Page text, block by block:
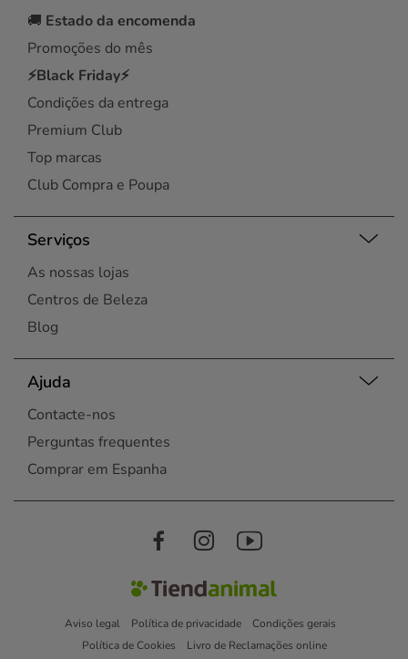
🚚 Estado da encomenda
Promoções do mês
⚡Black Friday⚡
Condições da entrega
Premium Club
Top marcas
Club Compra e Poupa
Serviços
As nossas lojas
Centros de Beleza
Blog
Ajuda
Contacte-nos
Perguntas frequentes
Comprar em Espanha
Aviso legal Política de privacidade
Condições gerais
Política de Cookies
Livro de Reclamações online